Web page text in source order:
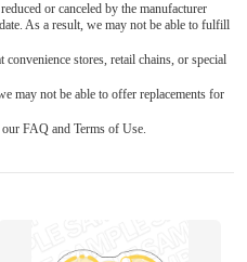
or canceled by the manufacturer
As a result, we may not be able to fulfill
stores, retail chains, or special
may not be able to offer replacements for
FAQ and Terms of Use.